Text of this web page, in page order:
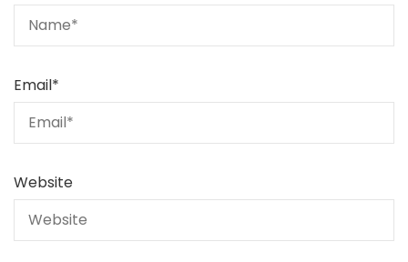
Email*
Website